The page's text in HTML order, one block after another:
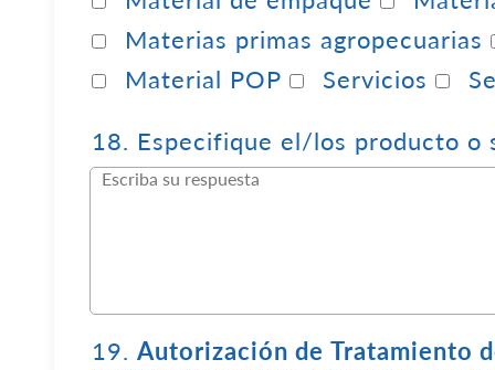
Materias primas agropecuarias
Material POP
Servicios
18. Especifique el/los producto o
19. Autorización de Tratamiento